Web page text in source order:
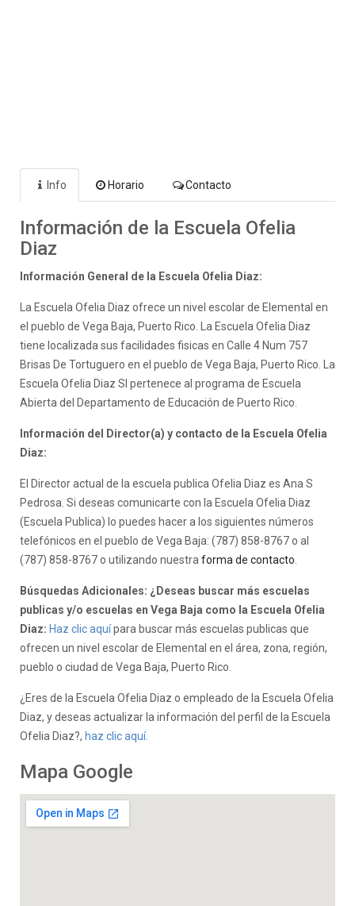
Info Horario Contacto
Información de la Escuela Ofelia
Diaz
Información General de la Escuela Ofelia Diaz:
La Escuela Ofelia Diaz ofrece un nivel escolar de Elemental en
el pueblo de Vega Baja, Puerto Rico. La Escuela Ofelia Diaz
tiene localizada sus facilidades fisicas en Calle 4 Num 757
Brisas De Tortuguero en el pueblo de Vega Baja, Puerto Rico. La
Escuela Ofelia Diaz SI pertenece al programa de Escuela
Abierta del Departamento de Educación de Puerto Rico.
Información del Director(a) y contacto de la Escuela Ofelia
Diaz:
El Director actual de la escuela publica Ofelia Diaz es Ana S
Pedrosa. Si deseas comunicarte con la Escuela Ofelia Diaz
(Escuela Publica) lo puedes hacer a los siguientes números
telefónicos en el pueblo de Vega Baja: (787) 858-8767 o al
(787) 858-8767 o utilizando nuestra forma de contacto
Búsquedas Adicionales: ¿Deseas buscar más escuelas
publicas y/o escuelas en Vega Baja como la Escuela Ofelia
Diaz: Haz clic aquípara buscar más escuelas publicas que
ofrecen un nivel escolar de Elemental en el área, zona, región,
pueblo o ciudad de Vega Baja, Puerto Rico.
¿Eres de la Escuela Ofelia Diaz o empleado de la Escuela Ofelia
Diaz, y deseas actualizar la información del perfil de la Escuela
Ofelia Diaz?, haz clic aquí.
Mapa Google